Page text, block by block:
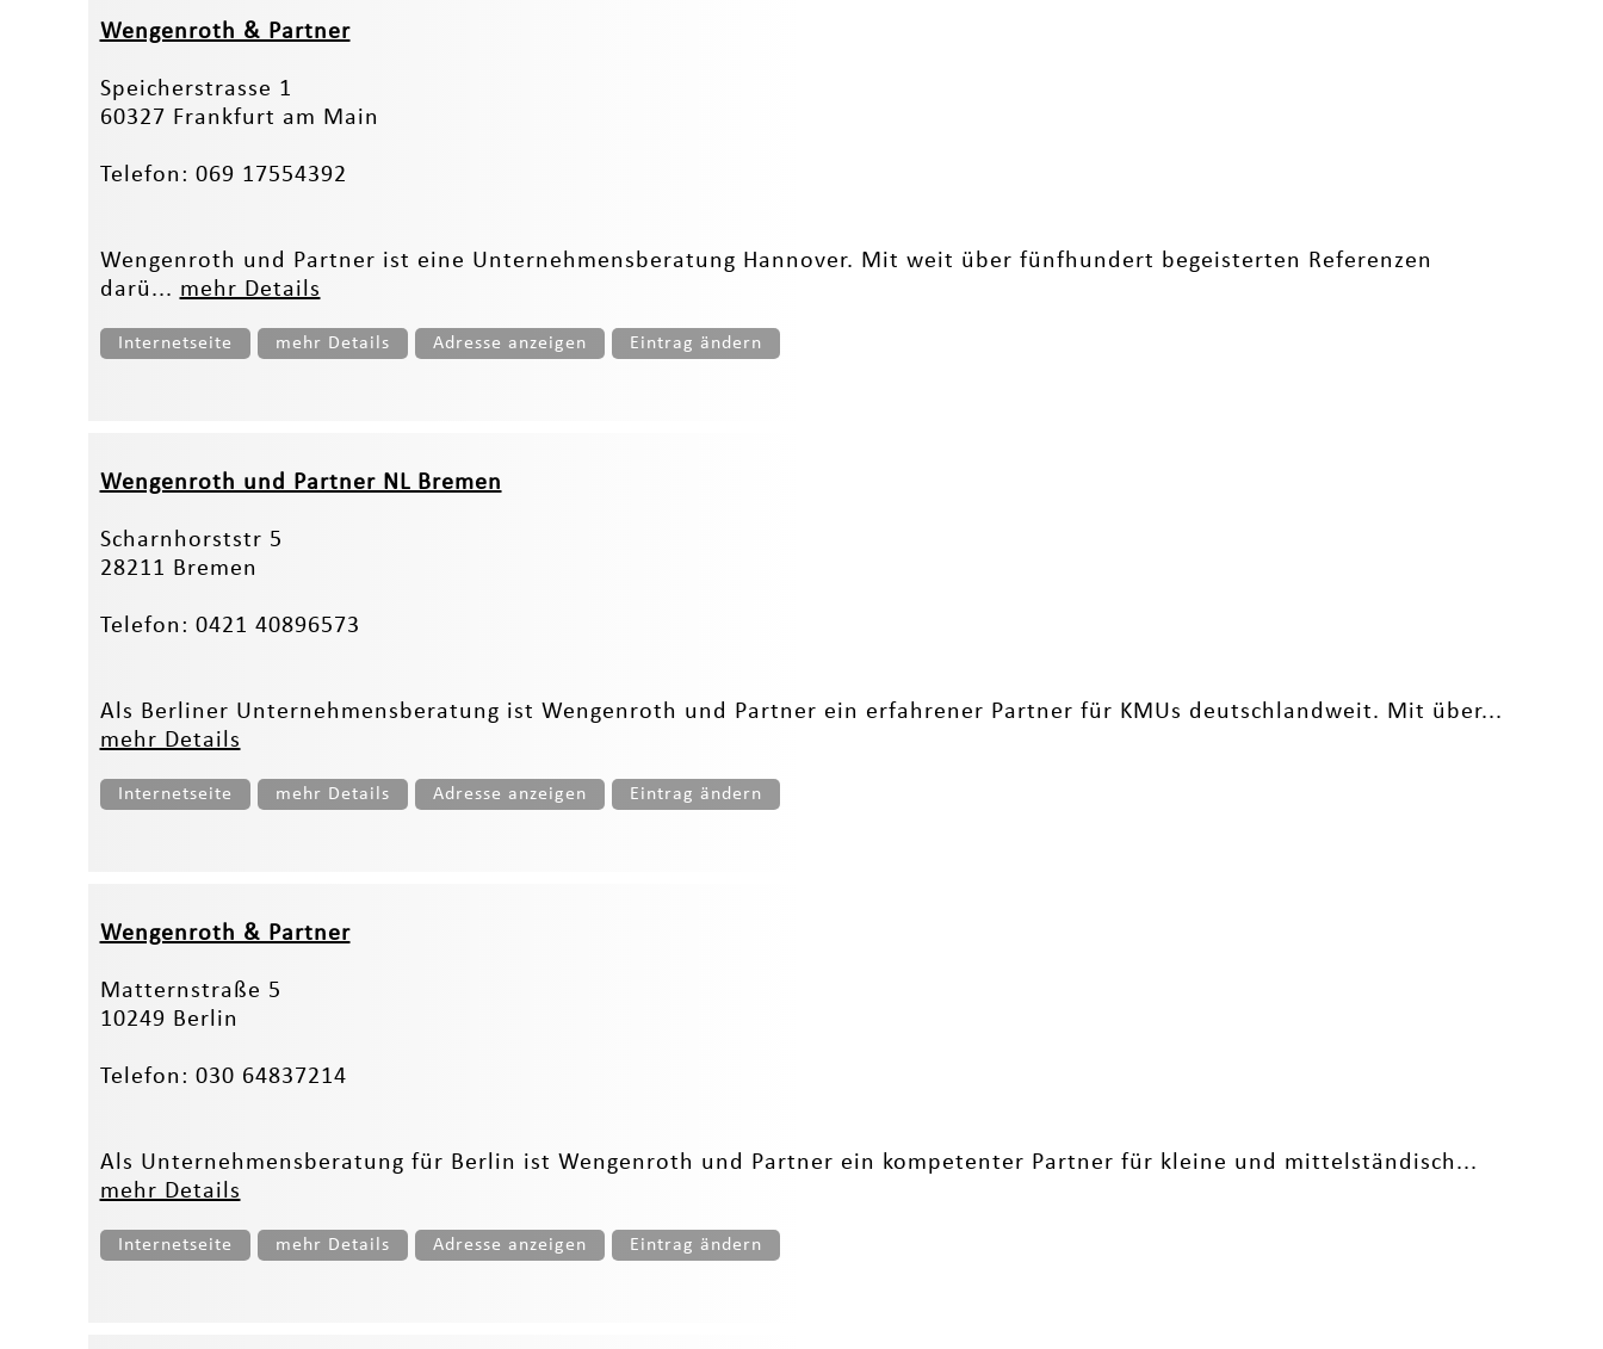
Wengenroth & Partner
Speicherstrasse 1
60327 Frankfurt am Main
Telefon: 069 17554392
Wengenroth und Partner ist eine Unternehmensberatung Hannover. Mit weit über fünfhundert begeisterten Referenzen
darü... mehr Details
Internetseite mehr Details Adresse anzeigen Eintrag ändern
Wengenroth und Partner NL Bremen
Scharnhorststr 5
28211 Bremen
Telefon: 0421 40896573
Als Berliner Unternehmensberatung ist Wengenroth und Partner ein erfahrener Partner für KMUs deutschlandweit. Mit über...
mehr Details
Internetseite mehr Details Adresse anzeigen Eintrag ändern
Wengenroth & Partner
Matternstraße 5
10249 Berlin
Telefon: 030 64837214
Als Unternehmensberatung für Berlin ist Wengenroth und Partner ein kompetenter Partner für kleine und mittelständisch...
mehr Details
Internetseite mehr Details Adresse anzeigen Eintrag ändern